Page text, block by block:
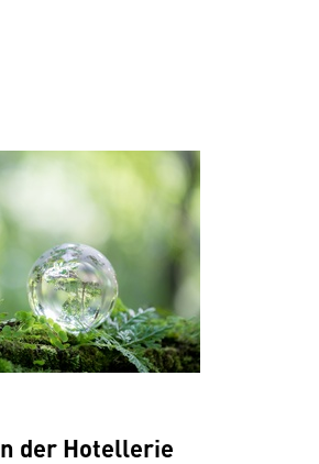
der Hotellerie